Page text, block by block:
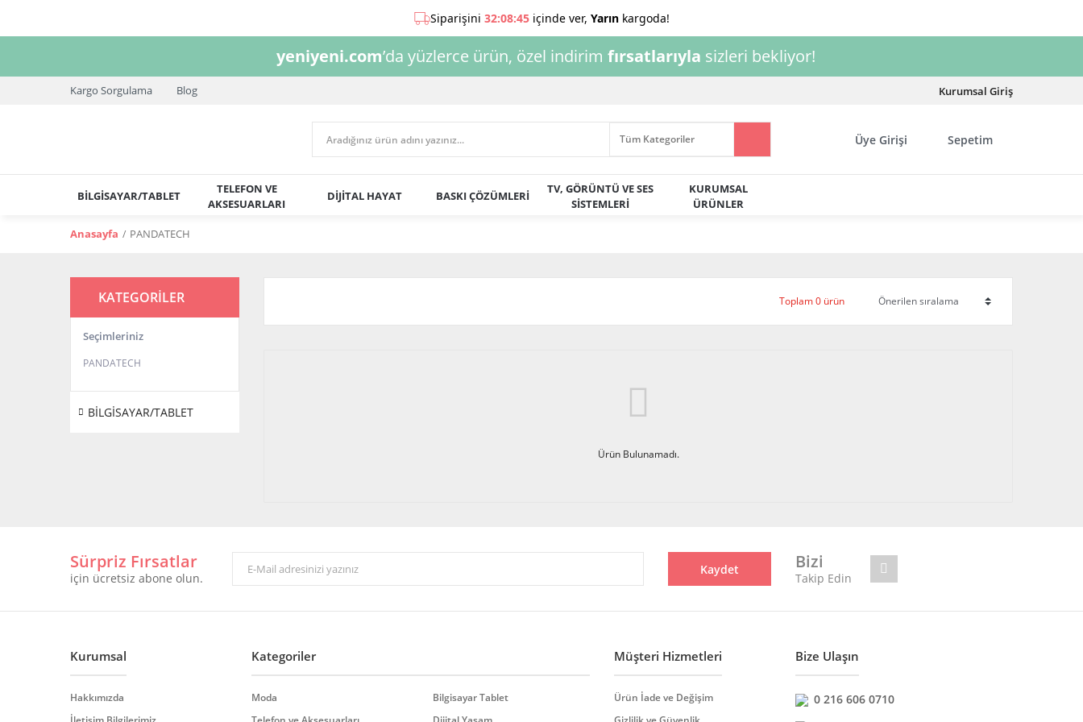
yeniyeni.com’da yüzlerce ürün, özel indirim fırsatlarıyla sizleri bekliyor!
Kargo Sorgulama Blog Kurumsal Giriş
Üye Girişi Sepetim
BİLGİSAYAR/TABLET
TELEFON VE
AKSESUARLARI
DİJİTAL HAYAT BASKI ÇÖZÜMLERİ
TV, GÖRÜNTÜ VE SES
SİSTEMLERİ
KURUMSAL
ÜRÜNLER
Anasayfa PANDATECH
KATEGORİLER
Seçimleriniz
PANDATECH
BİLGİSAYAR/TABLET
Toplam 0 ürün
Ürün Bulunamadı.
Sürpriz Fırsatlar
için ücretsiz abone olun.
Kaydet Bizi
Takip Edin
Kurumsal
Hakkımızda
Kategoriler
Moda
Bilgisayar Tablet
Müşteri Hizmetleri
Ürün İade ve Değişim
Bize Ulaşın
0 216 606 0710